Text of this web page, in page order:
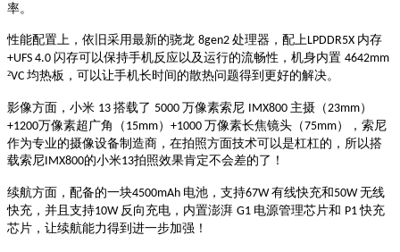
率。
性能配置上，依旧采用最新的骁龙 8gen2 处理器，配上LPDDR5X 内存
+UFS 4.0 闪存可以保持手机反应以及运行的流畅性，机身内置 4642mm
²VC 均热板，可以让手机长时间的散热问题得到更好的解决。
影像方面，小米 13 搭载了 5000 万像素索尼 IMX800 主摄（23mm）
+1200万像素超广角（ 15mm） +1000 万像素长焦镜头（75mm），索尼
作为专业的摄像设备制造商，在拍照方面技术可以是杠杠的，所以搭
载索尼IMX800的小米13拍照效果肯定不会差的了！
续航方面，配备的一块4500mAh 电池，支持67W有线快充和 50W无线
快充，并且支持10W 反向充电，内置澎湃 G1 电源管理芯片和 P1快充
芯片，让续航能力得到进一步加强 ！